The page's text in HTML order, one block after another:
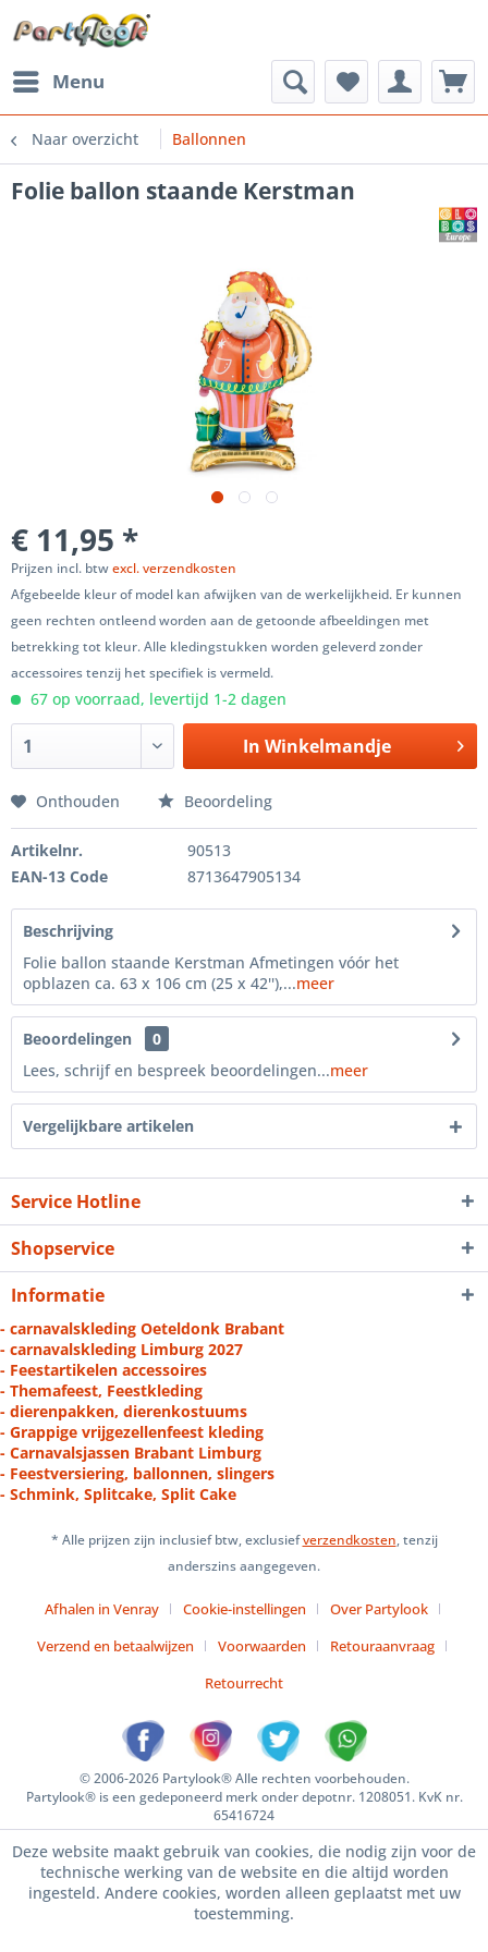
Menu
Naar overzicht Ballonnen
Folie ballon staande Kerstman
€ 11,95 *
Prijzen incl. btwexcl. verzendkosten
Afgebeelde kleur of model kan afwijken van de werkelijkheid. Er kunnen
geen rechten ontleend worden aan de getoonde afbeeldingen met
betrekking tot kleur. Alle kledingstukken worden geleverd zonder
accessoires tenzij het specifiek is vermeld.
67 op voorraad, levertijd 1-2 dagen
In Winkelmandje
Onthouden Beoordeling
Artikelnr.
90513
EAN-13 Code
8713647905134
Beschrijving
Folie ballon staande Kerstman Afmetingen vóór het
opblazen ca. 63 x 106 cm (25 x 42''),...meer
Beoordelingen
0
Lees, schrijf en bespreek beoordelingen...meer
Vergelijkbare artikelen
Service Hotline
Shopservice
Informatie
- carnavalskleding Oeteldonk Brabant
- carnavalskleding Limburg 2027
- Feestartikelen accessoires
- Themafeest, Feestkleding
- dierenpakken, dierenkostuums
- Grappige vrijgezellenfeest kleding
- Carnavalsjassen Brabant Limburg
- Feestversiering, ballonnen, slingers
- Schmink, Splitcake, Split Cake
* Alle prijzen zijn inclusief btw, exclusiefverzendkosten, tenzij
anderszins aangegeven.
Afhalen in Venray Cookie-instellingen
Over Partylook
Verzend en betaalwijzen
Voorwaarden
Retouraanvraag
Retourrecht
© 2006-2026 Partylook® Alle rechten voorbehouden.
Partylook® is een gedeponeerd merk onder depotnr. 1208051. KvK nr.
65416724
Deze website maakt gebruik van cookies, die nodig zijn voor de
technische werking van de website en die altijd worden
ingesteld. Andere cookies, worden alleen geplaatst met uw
toestemming.